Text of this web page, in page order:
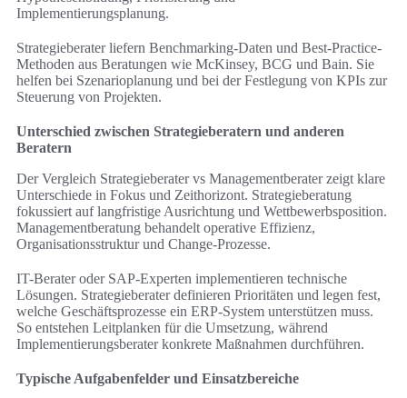
Implementierungsplanung.
Strategieberater liefern Benchmarking-Daten und Best-Practice-
Methoden aus Beratungen wie McKinsey, BCG und Bain. Sie
helfen bei Szenarioplanung und bei der Festlegung von KPIs zur
Steuerung von Projekten.
Unterschied zwischen Strategieberatern und anderen
Beratern
Der Vergleich Strategieberater vs Managementberater zeigt klare
Unterschiede in Fokus und Zeithorizont. Strategieberatung
fokussiert auf langfristige Ausrichtung und Wettbewerbsposition.
Managementberatung behandelt operative Effizienz,
Organisationsstruktur und Change-Prozesse.
IT-Berater oder SAP-Experten implementieren technische
Lösungen. Strategieberater definieren Prioritäten und legen fest,
welche Geschäftsprozesse ein ERP-System unterstützen muss.
So entstehen Leitplanken für die Umsetzung, während
Implementierungsberater konkrete Maßnahmen durchführen.
Typische Aufgabenfelder und Einsatzbereiche